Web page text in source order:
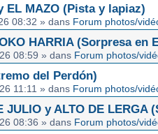
EL MAZO (Pista y lapiaz)
08:32 » dans Forum photos/
HARRIA (Sorpresa en
08:59 » dans Forum photos/
del Perdón)
11:11 » dans Forum photos/
JULIO y ALTO DE
08:36 » dans Forum photos/